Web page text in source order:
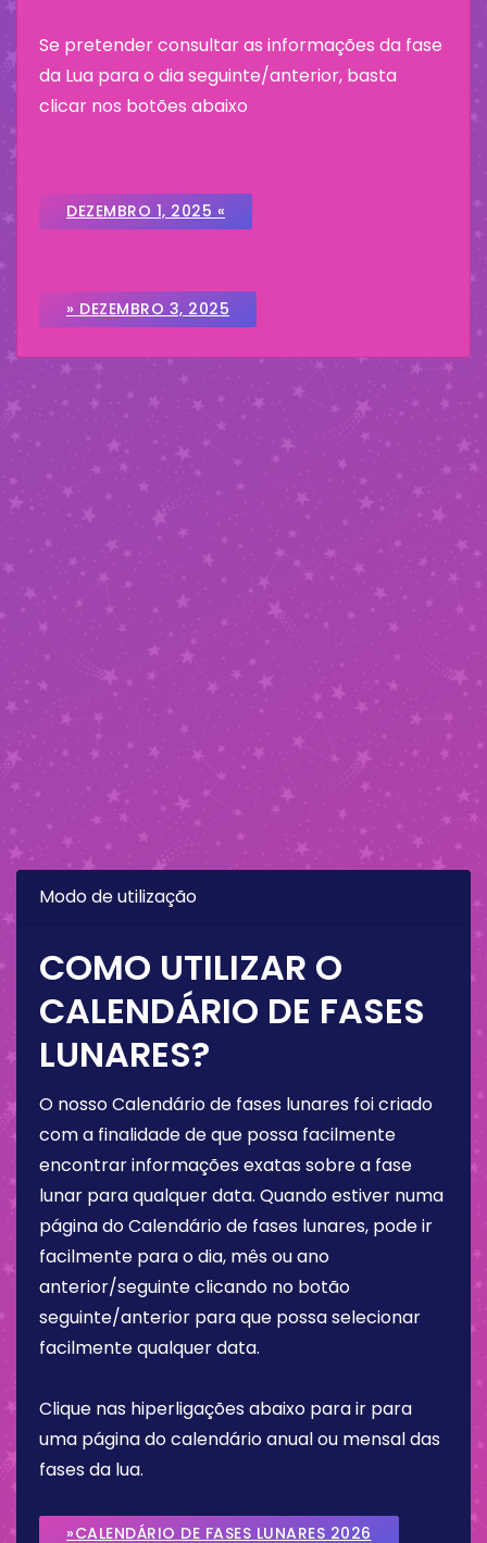
Se pretender consultar as informações da fase
da Lua para o dia seguinte/anterior, basta
clicar nos botões abaixo
DEZEMBRO 1, 2025 «
» DEZEMBRO 3, 2025
Modo de utilização
COMO UTILIZAR O
CALENDÁRIO DE FASES
LUNARES?
O nosso Calendário de fases lunares foi criado
com a finalidade de que possa facilmente
encontrar informações exatas sobre a fase
lunar para qualquer data. Quando estiver numa
página do Calendário de fases lunares, pode ir
facilmente para o dia, mês ou ano
anterior/seguinte clicando no botão
seguinte/anterior para que possa selecionar
facilmente qualquer data.
Clique nas hiperligações abaixo para ir para
uma página do calendário anual ou mensal das
fases da lua.
»CALENDÁRIO DE FASES LUNARES 2026